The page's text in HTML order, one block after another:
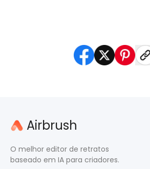
Airbrush
O melhor editor de retratos
baseado em IA para criadores.